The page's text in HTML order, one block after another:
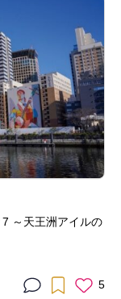
～天王洲アイルの
5